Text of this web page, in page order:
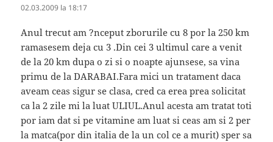
02.03.2009 la 18:17
Anul trecut am ?nceput zborurile cu 8 por la 250 km
ramasesem deja cu 3 .Din cei 3 ultimul care a venit
de la 20 km dupa o zi si o noapte ajunsese, sa vina
primu de la DARABAI.Fara mici un tratament daca
aveam ceas sigur se clasa, cred ca erea prea solicitat
ca la 2 zile mi la luat ULIUL.Anul acesta am tratat toti
por iam dat si pe vitamine am luat si ceas am si 2 per
la matca(por din italia de la un col ce a murit) sper sa